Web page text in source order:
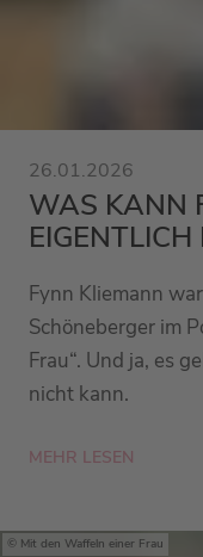
26.01.2026
WAS KANN
EIGENTLICH
Fynn Kliemann
Schöneberger im
Frau“. Und ja, es
nicht kann.
MEHR LESEN
Mit den Waffeln einer Frau